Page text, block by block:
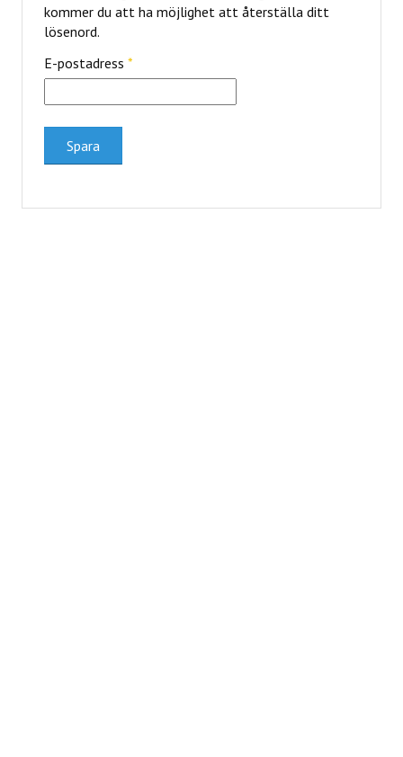
KONTAKT
LAVENDELGÖMMAN
INTEGRITETSPOLICY
RECEPT
kommer du att ha möjlighet att återställa ditt
lösenord.
E-postadress *
Spara